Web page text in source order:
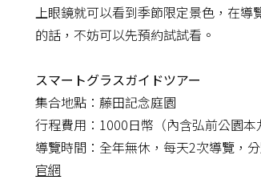
上眼鏡就可以看到季節限定景色，在
的話，不妨可以先預約試試看。
スマートグラスガイドツアー
集合地點：藤田記念庭園
行程費用：1000日幣（內含弘前公園本
導覽時間：全年無休，每天2次導覽，
官網